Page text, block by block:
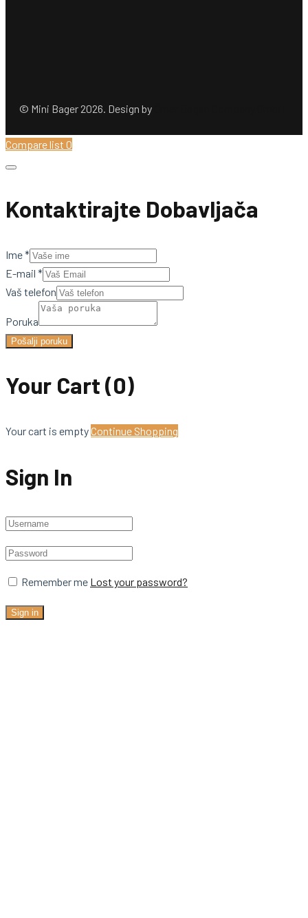
© Mini Bager 2026. Design by
Compare list 0
Kontaktirajte Dobavljača
Ime*
E-mail *
Vaš telefon
Poruka
Pošalji poruku
Your Cart (0)
Your cart is emptyContinue Shopping
Sign In
Remember me Lost your password?
Sign in